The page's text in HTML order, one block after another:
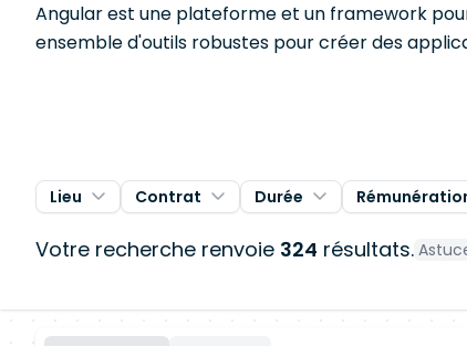
Angular est une plateforme et un framework
ensemble d'outils robustes pour créer des
Lieu Contrat Durée
Votre recherche renvoie 324 résultats.